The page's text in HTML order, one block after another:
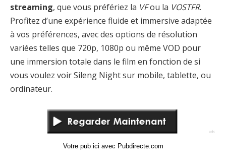
streaming, que vous préfériez la VFou la VOSTFR.
Profitez d’une expérience fluide et immersive adaptée
à vos préférences, avec des options de résolution
variées telles que 720p, 1080p ou même VOD pour
une immersion totale dans le film en fonction de si
vous voulez voir Sileng Night sur mobile, tablette, ou
ordinateur.
Votre pub ici avec Pubdirecte.com